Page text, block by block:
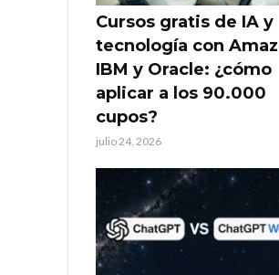
Cursos gratis de IA y
tecnología con
IBM y Oracle: ¿cómo
aplicar a los 90.000
cupos?
julio 24, 2026